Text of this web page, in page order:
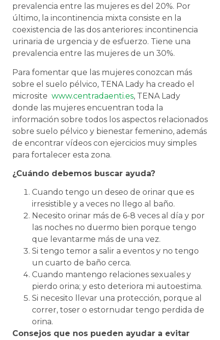
prevalencia entre las mujeres es del 20%. Por
último, la incontinencia mixta consiste en la
coexistencia de las dos anteriores: incontinencia
urinaria de urgencia y de esfuerzo. Tiene una
prevalencia entre las mujeres de un 30%.
Para fomentar que las mujeres conozcan más
sobre el suelo pélvico, TENA Lady ha creado el
microsite www.centradaenti.es, TENA Lady
donde las mujeres encuentran toda la
información sobre todos los aspectos relacionados
sobre suelo pélvico y bienestar femenino, además
de encontrar vídeos con ejercicios muy simples
para fortalecer esta zona.
¿Cuándo debemos buscar ayuda?
Cuando tengo un deseo de orinar que es
irresistible y a veces no llego al baño.
Necesito orinar más de 6-8 veces al día y por
las noches no duermo bien porque tengo
que levantarme más de una vez.
Si tengo temor a salir a eventos y no tengo
un cuarto de baño cerca.
Cuando mantengo relaciones sexuales y
pierdo orina; y esto deteriora mi autoestima.
Si necesito llevar una protección, porque al
correr, toser o estornudar tengo perdida de
orina.
Consejos que nos pueden ayudar a evitar